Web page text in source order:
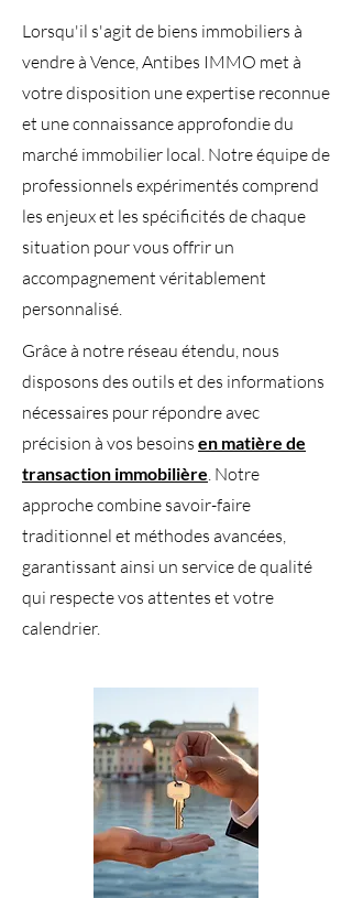
Lorsqu'il s'agit de biens immobiliers à
vendre à Vence, Antibes IMMO met à
votre disposition une expertise reconnue
et une connaissance approfondie du
marché immobilier local. Notre équipe de
professionnels expérimentés comprend
les enjeux et les spécificités de chaque
situation pour vous offrir un
accompagnement véritablement
personnalisé.
Grâce à notre réseau étendu, nous
disposons des outils et des informations
nécessaires pour répondre avec
précision à vos besoins en matière de
transaction immobilière. Notre
approche combine savoir-faire
traditionnel et méthodes avancées,
garantissant ainsi un service de qualité
qui respecte vos attentes et votre
calendrier.